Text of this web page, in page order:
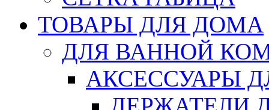
ТОВАРЫ ДЛЯ ДОМА
ДЛЯ ВАННОЙ
АКСЕССУАРЫ